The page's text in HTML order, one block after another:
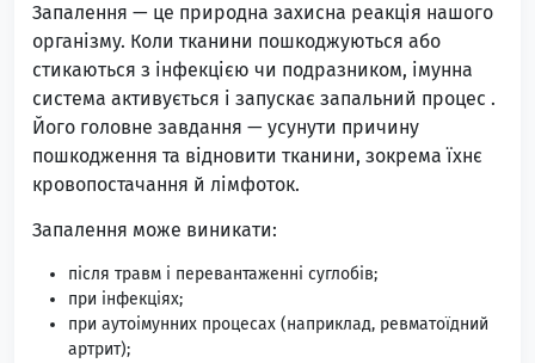
Запалення — це природна захисна реакція нашого
організму. Коли тканини пошкоджуються або
стикаються з інфекцією чи подразником, імунна
система активується і запускає запальний процес .
Його головне завдання — усунути причину
пошкодження та відновити тканини, зокрема їхнє
кровопостачання й лімфоток.
Запалення може виникати:
після травм і перевантаженні суглобів;
при інфекціях;
при аутоімунних процесах (наприклад, ревматоїдний
артрит);